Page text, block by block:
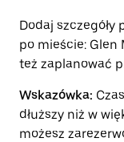
Dodaj szczegóły
po mieście: Glen
też zaplanować
Wskazówka:
dłuższy niż w
możesz